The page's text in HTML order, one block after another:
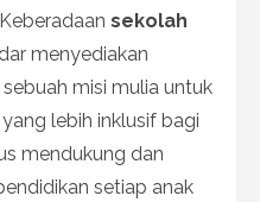
sekolah
menyediakan
misi mulia untuk
lebih inklusif bagi
mendukung dan
setiap anak